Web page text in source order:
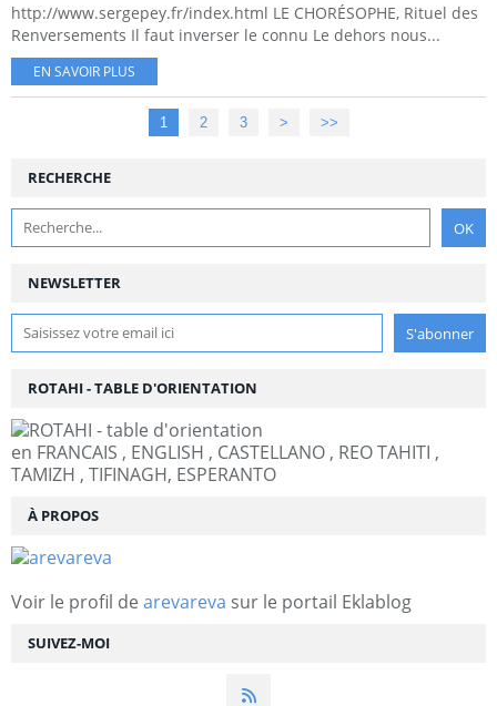
http://www.sergepey.fr/index.html LE CHORÉSOPHE, Rituel des
Renversements Il faut inverser le connu Le dehors nous...
EN SAVOIR PLUS
1 2 3 > >>
NEWSLETTER
SUIVEZ-MOI
RECHERCHE
ROTAHI - TABLE D'ORIENTATION
en FRANCAIS , ENGLISH , CASTELLANO , REO TAHITI ,
TAMIZH , TIFINAGH, ESPERANTO
À PROPOS
Voir le profil de arevareva sur le portail Eklablog